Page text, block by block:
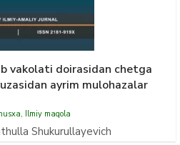
vakolati doirasidan chetga
ayrim mulohazalar
, Ilmiy maqola
Shukurullayevich